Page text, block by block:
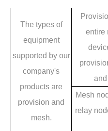
The types of
equipment
supported by our
company's
products are
provision and
mesh.
entire
Mesh
relay